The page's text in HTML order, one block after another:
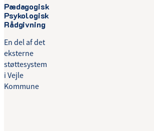
Pædagogisk
Psykologisk
Rådgivning
En del af det
eksterne
støttesystem
i Vejle
Kommune